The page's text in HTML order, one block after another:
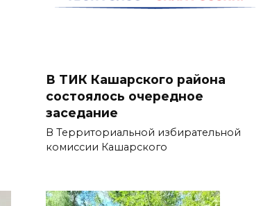
В ТИК Кашарского района
состоялось очередное
заседание
В Территориальной избирательной
комиссии Кашарского